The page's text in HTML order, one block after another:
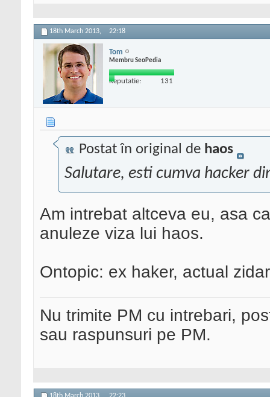
18th March 2013, 22:18
Tom
Membru SeoPedia
Reputatie: 131
Postat în original de haos
Salutare, esti cumva hacker
Am intrebat altceva eu, asa
anuleze viza lui haos.
Ontopic: ex haker, actual
Nu trimite PM cu intrebari,
sau raspunsuri pe PM.